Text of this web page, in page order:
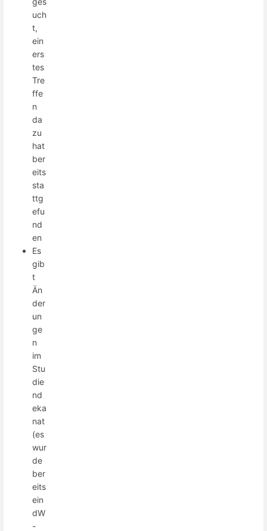
uch
t,
ein
ers
tes
Tre
ffe
n
da
zu
hat
ber
eits
sta
ttg
efu
nd
en
Es
gib
t
Än
der
un
ge
n
im
Stu
die
nd
eka
nat
(es
wur
de
ber
eits
ein
dW
-